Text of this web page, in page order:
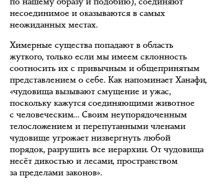
несоединимое и оказываются в самых
неожиданных местах.
Химерные существа попадают в область
жуткого, только если мы имеем склонность
соотносить их с привычным и общепринятым
представлением о себе. Как напоминает Ханафи,
«чудовища вызывают смущение и ужас,
поскольку кажутся соединяющими животное
с человеческим… Своим неупорядоченным
телосложением и перепутанными членами
чудовище угрожает низвергнуть любой
порядок, разрушить все иерархии. От чудовища
несёт дикостью и лесами, пространством
за пределами законов».